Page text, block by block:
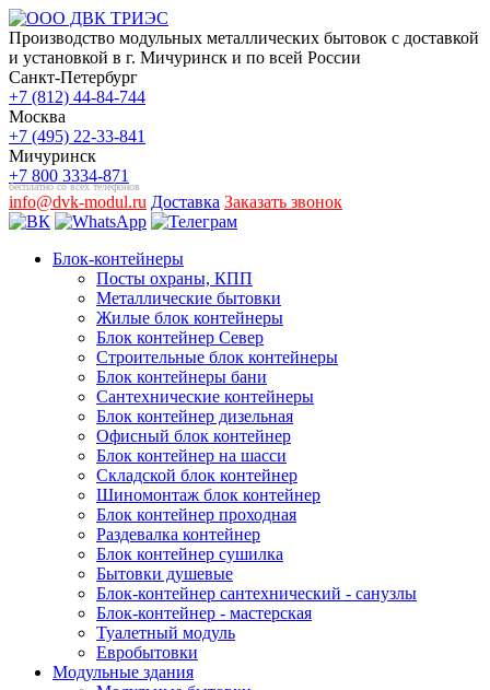
Производство модульных металлических бытовок с доставкой
и установкой в г. Мичуринск и по всей России
Санкт-Петербург
+7 (812) 44-84-744
Москва
+7 (495) 22-33-841
Мичуринск
+7 800 3334-871
бесплатно со всех телефонов
info@dvk-modul.ru Доставка Заказать звонок
Блок-контейнеры
Посты охраны, КПП
Металлические бытовки
Жилые блок контейнеры
Блок контейнер Север
Строительные блок контейнеры
Блок контейнеры бани
Сантехнические контейнеры
Блок контейнер дизельная
Офисный блок контейнер
Блок контейнер на шасси
Складской блок контейнер
Шиномонтаж блок контейнер
Блок контейнер проходная
Раздевалка контейнер
Блок контейнер сушилка
Бытовки душевые
Блок-контейнер сантехнический - санузлы
Блок-контейнер - мастерская
Туалетный модуль
Евробытовки
Модульные здания